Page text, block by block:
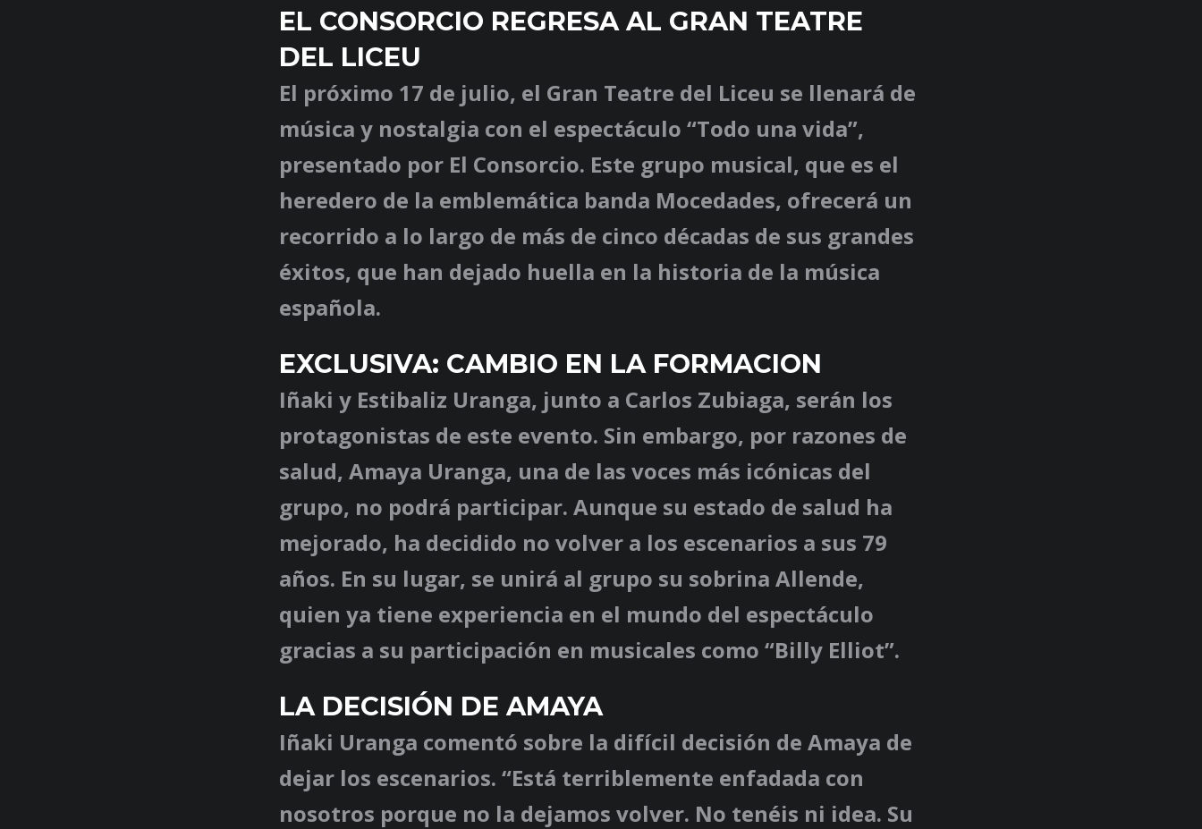
EL CONSORCIO REGRESA AL GRAN TEATRE
DEL LICEU
El próximo 17 de julio, el Gran Teatre del Liceu se llenará de
música y nostalgia con el espectáculo “Todo una vida”,
presentado por El Consorcio. Este grupo musical, que es el
heredero de la emblemática banda Mocedades, ofrecerá un
recorrido a lo largo de más de cinco décadas de sus grandes
éxitos, que han dejado huella en la historia de la música
española.
EXCLUSIVA: CAMBIO EN LA FORMACION
Iñaki y Estibaliz Uranga, junto a Carlos Zubiaga, serán los
protagonistas de este evento. Sin embargo, por razones de
salud, Amaya Uranga, una de las voces más icónicas del
grupo, no podrá participar. Aunque su estado de salud ha
mejorado, ha decidido no volver a los escenarios a sus 79
años. En su lugar, se unirá al grupo su sobrina Allende,
quien ya tiene experiencia en el mundo del espectáculo
gracias a su participación en musicales como “Billy Elliot”.
LA DECISIÓN DE AMAYA
Iñaki Uranga comentó sobre la difícil decisión de Amaya de
dejar los escenarios. “Está terriblemente enfadada con
nosotros porque no la dejamos volver. No tenéis ni idea. Su